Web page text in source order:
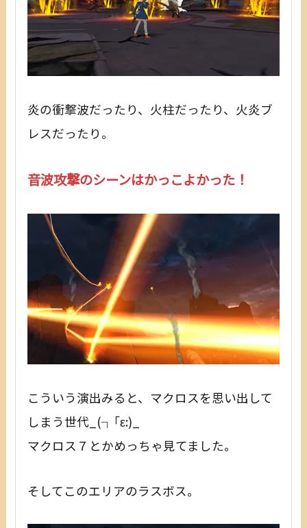
炎の衝撃波だったり、火柱だったり、火炎ブ
レスだったり。
音波攻撃のシーンはかっこよかった！
こういう演出みると、マクロスを思い出して
しまう世代_(┐｢ε:)_
マクロス７とかめっちゃ見てました。
そしてこのエリアのラスボス。